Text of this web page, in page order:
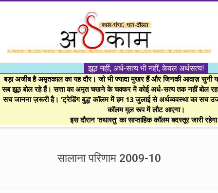
।।
अर्थकाम।।
BE
FINANCIALLY
CLEVER!
झूठ नहीं, अर्ध-सत्य भी नहीं, केवल अर्थसत्य!
बड़ा अजीब है अमृतकाल का यह दौर। जो भी ज्यादा मुखर हैं और जिनकी आवाज़ सुनी
सब झूठ बोल रहे हैं। सत्ता का अमृत चखने के चक्कर में कोई अर्ध-सत्य तक नहीं बोल
सच जानना ज़रूरी है। ‘ट्रेडिंग बुद्ध’ कॉलम में हम 13 जुलाई से अर्थव्यवस्था का सच
कॉलम मूल रूप में लौट आएगा।
इस दौरान ‘तथास्तु’ का साप्ताहिक कॉलम बदस्तूर जारी
सालाना परिणाम 2009-10